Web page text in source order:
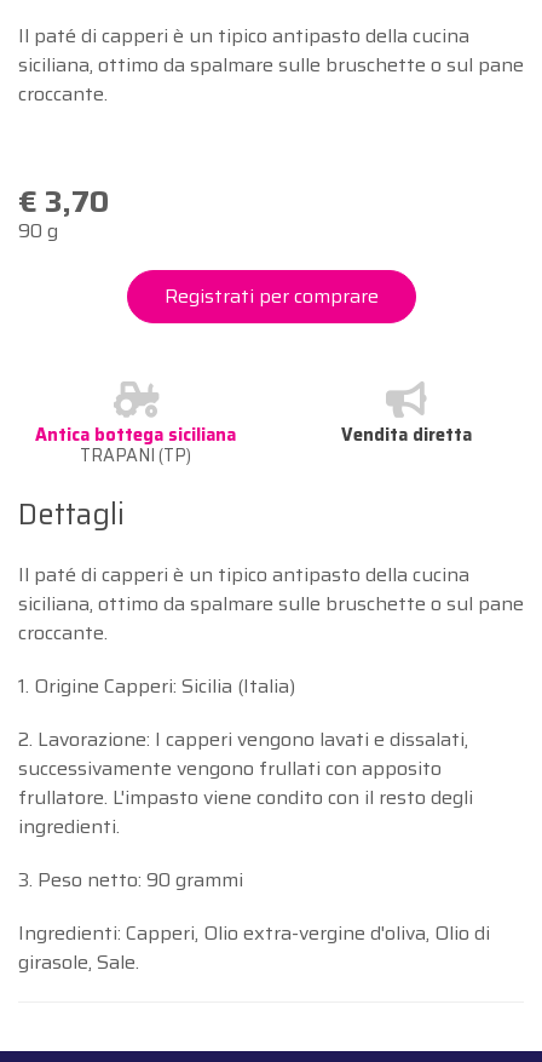
Il paté di capperi è un tipico antipasto della cucina
siciliana, ottimo da spalmare sulle bruschette o sul pane
croccante.
€ 3,70
90 g
Registrati per comprare
Antica bottega siciliana
TRAPANI (TP)
Vendita diretta
Dettagli
Il paté di capperi è un tipico antipasto della cucina
siciliana, ottimo da spalmare sulle bruschette o sul pane
croccante.
1. Origine Capperi: Sicilia (Italia)
2. Lavorazione: I capperi vengono lavati e dissalati,
successivamente vengono frullati con apposito
frullatore. L'impasto viene condito con il resto degli
ingredienti.
3. ​​Peso netto: 90 grammi
Ingredienti: Capperi, Olio extra-vergine d'oliva, Olio di
girasole, Sale.